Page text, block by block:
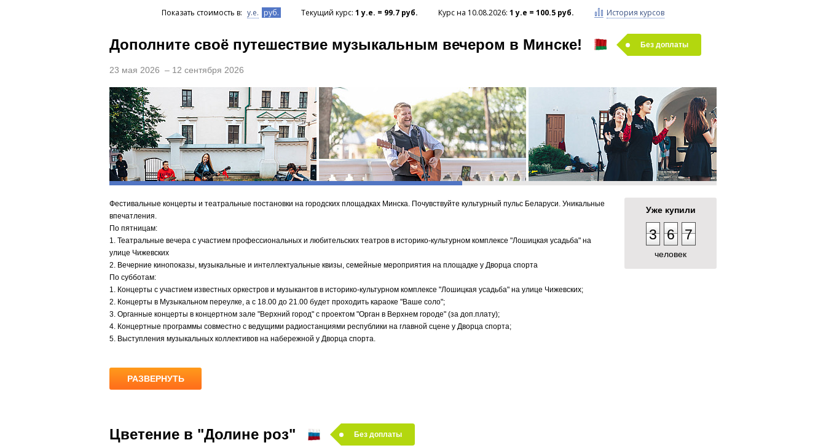
Показать стоимость в: у.е. руб. Текущий курс: 1 у.е. = 99.7 руб. Курс на 10.08.2026: 1 у.е = 100.5 руб. История курсов
Дополните своё путешествие музыкальным вечером в Минске! Без доплаты
23 мая 2026 – 12 сентября 2026
Уже купили
3 6 7
человек
Фестивальные концерты и театральные постановки на городских площадках Минска. Почувствуйте культурный пульс Беларуси. Уникальные
впечатления.
По пятницам:
1. Театральные вечера с участием профессиональных и любительских театров в историко-культурном комплексе "Лошицкая усадьба" на
улице Чижевских
2. Вечерние кинопоказы, музыкальные и интеллектуальные квизы, семейные мероприятия на площадке у Дворца спорта
По субботам:
1. Концерты с участием известных оркестров и музыкантов в историко-культурном комплексе "Лошицкая усадьба" на улице Чижевских;
2. Концерты в Музыкальном переулке, а с 18.00 до 21.00 будет проходить караоке "Ваше соло";
3. Органные концерты в концертном зале "Верхний город" с проектом "Орган в Верхнем городе" (за доп.плату);
4. Концертные программы совместно с ведущими радиостанциями республики на главной сцене у Дворца спорта;
5. Выступления музыкальных коллективов на набережной у Дворца спорта.
РАЗВЕРНУТЬ
Фестивальные концерты и театральные постановки на городских площадках Минска. Почувствуйте культурный пульс Беларуси. Уникальные впечатления.
По пятницам:
Цветение в "Долине роз" Без доплаты